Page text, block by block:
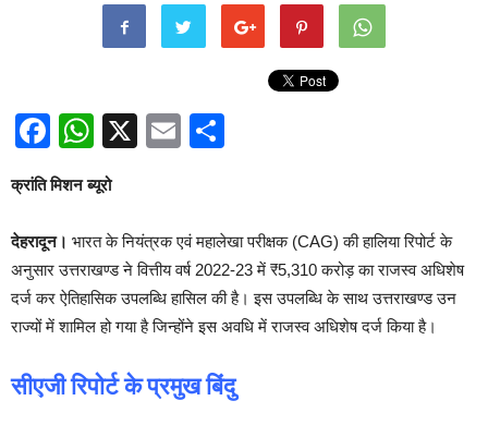
Facebook
WhatsApp
X Email
क्रांति मिशन ब्यूरो
देहरादून। भारत के नियंत्रक एवं महालेखा परीक्षक (CAG) की हालिया रिपोर्ट के
अनुसार उत्तराखण्ड ने वित्तीय वर्ष 2022-23 में ₹5,310 करोड़ का राजस्व अधिशेष
दर्ज कर ऐतिहासिक उपलब्धि हासिल की है। इस उपलब्धि के साथ उत्तराखण्ड उन
राज्यों में शामिल हो गया है जिन्होंने इस अवधि में राजस्व अधिशेष दर्ज किया है।
सीएजी रिपोर्ट के प्रमुख बिंदु